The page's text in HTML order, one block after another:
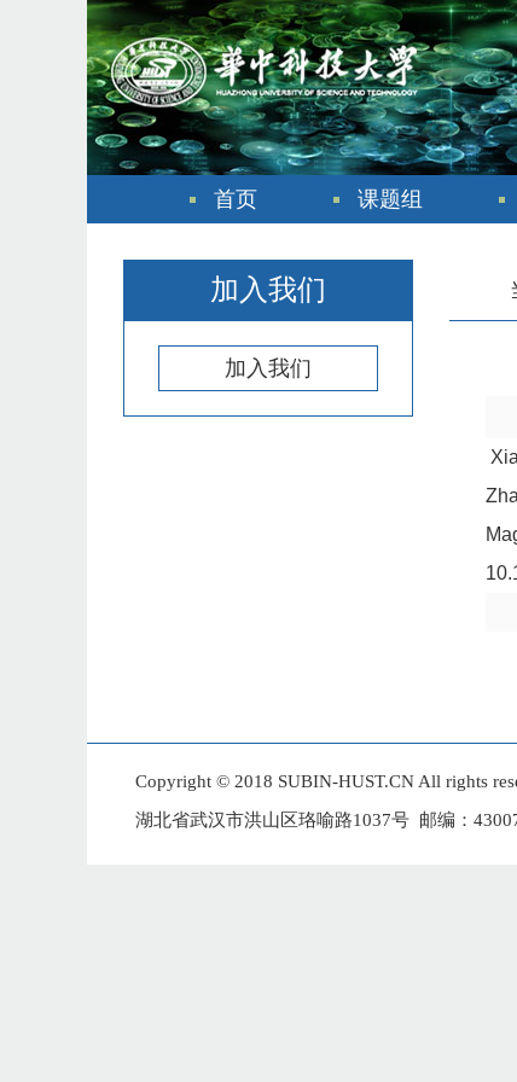
首页 课题组
加入我们
加入我们
Copyright © 2018 SUBIN-HUST.CN All rights
湖北省武汉市洪山区珞喻路1037号 邮编：